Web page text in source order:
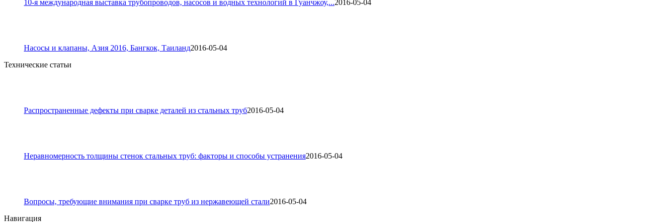
10-я международная выставка трубопроводов, насосов и водных технологий в Гуанчжоу,...2016-05-04
Насосы и клапаны, Азия 2016, Бангкок, Таиланд2016-05-04
Технические статьи
Распространенные дефекты при сварке деталей из стальных труб2016-05-04
Неравномерность толщины стенок стальных труб: факторы и способы устранения2016-05-04
Вопросы, требующие внимания при сварке труб из нержавеющей стали2016-05-04
Навигация